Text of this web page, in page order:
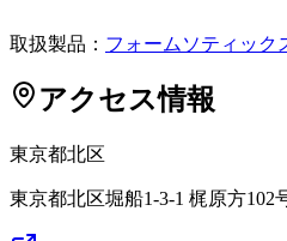
取扱製品： フォームソティック
アクセス情報
東京都北区
東京都北区堀船1-3-1 梶原方102